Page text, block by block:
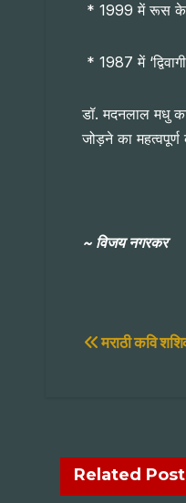
* 1999 में रूस के
* 1987 में
डॉ. मदनलाल मधु
जोड़ने का महत्वपूर्ण
~ विजय नगरकर
Post
मराठी कवि
Related Post